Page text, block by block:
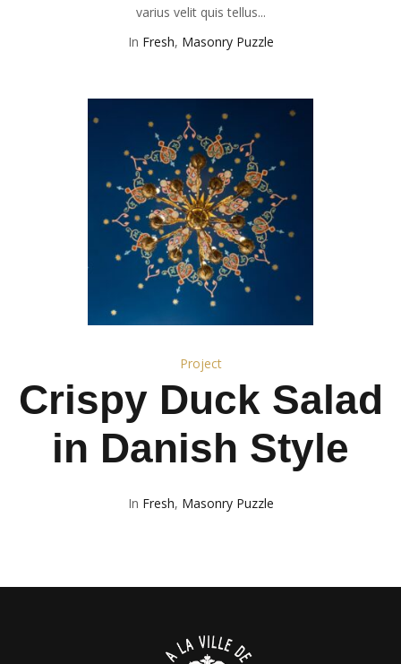
varius velit quis tellus...
In Fresh, Masonry Puzzle
Project
Crispy Duck Salad
in Danish Style
In Fresh, Masonry Puzzle